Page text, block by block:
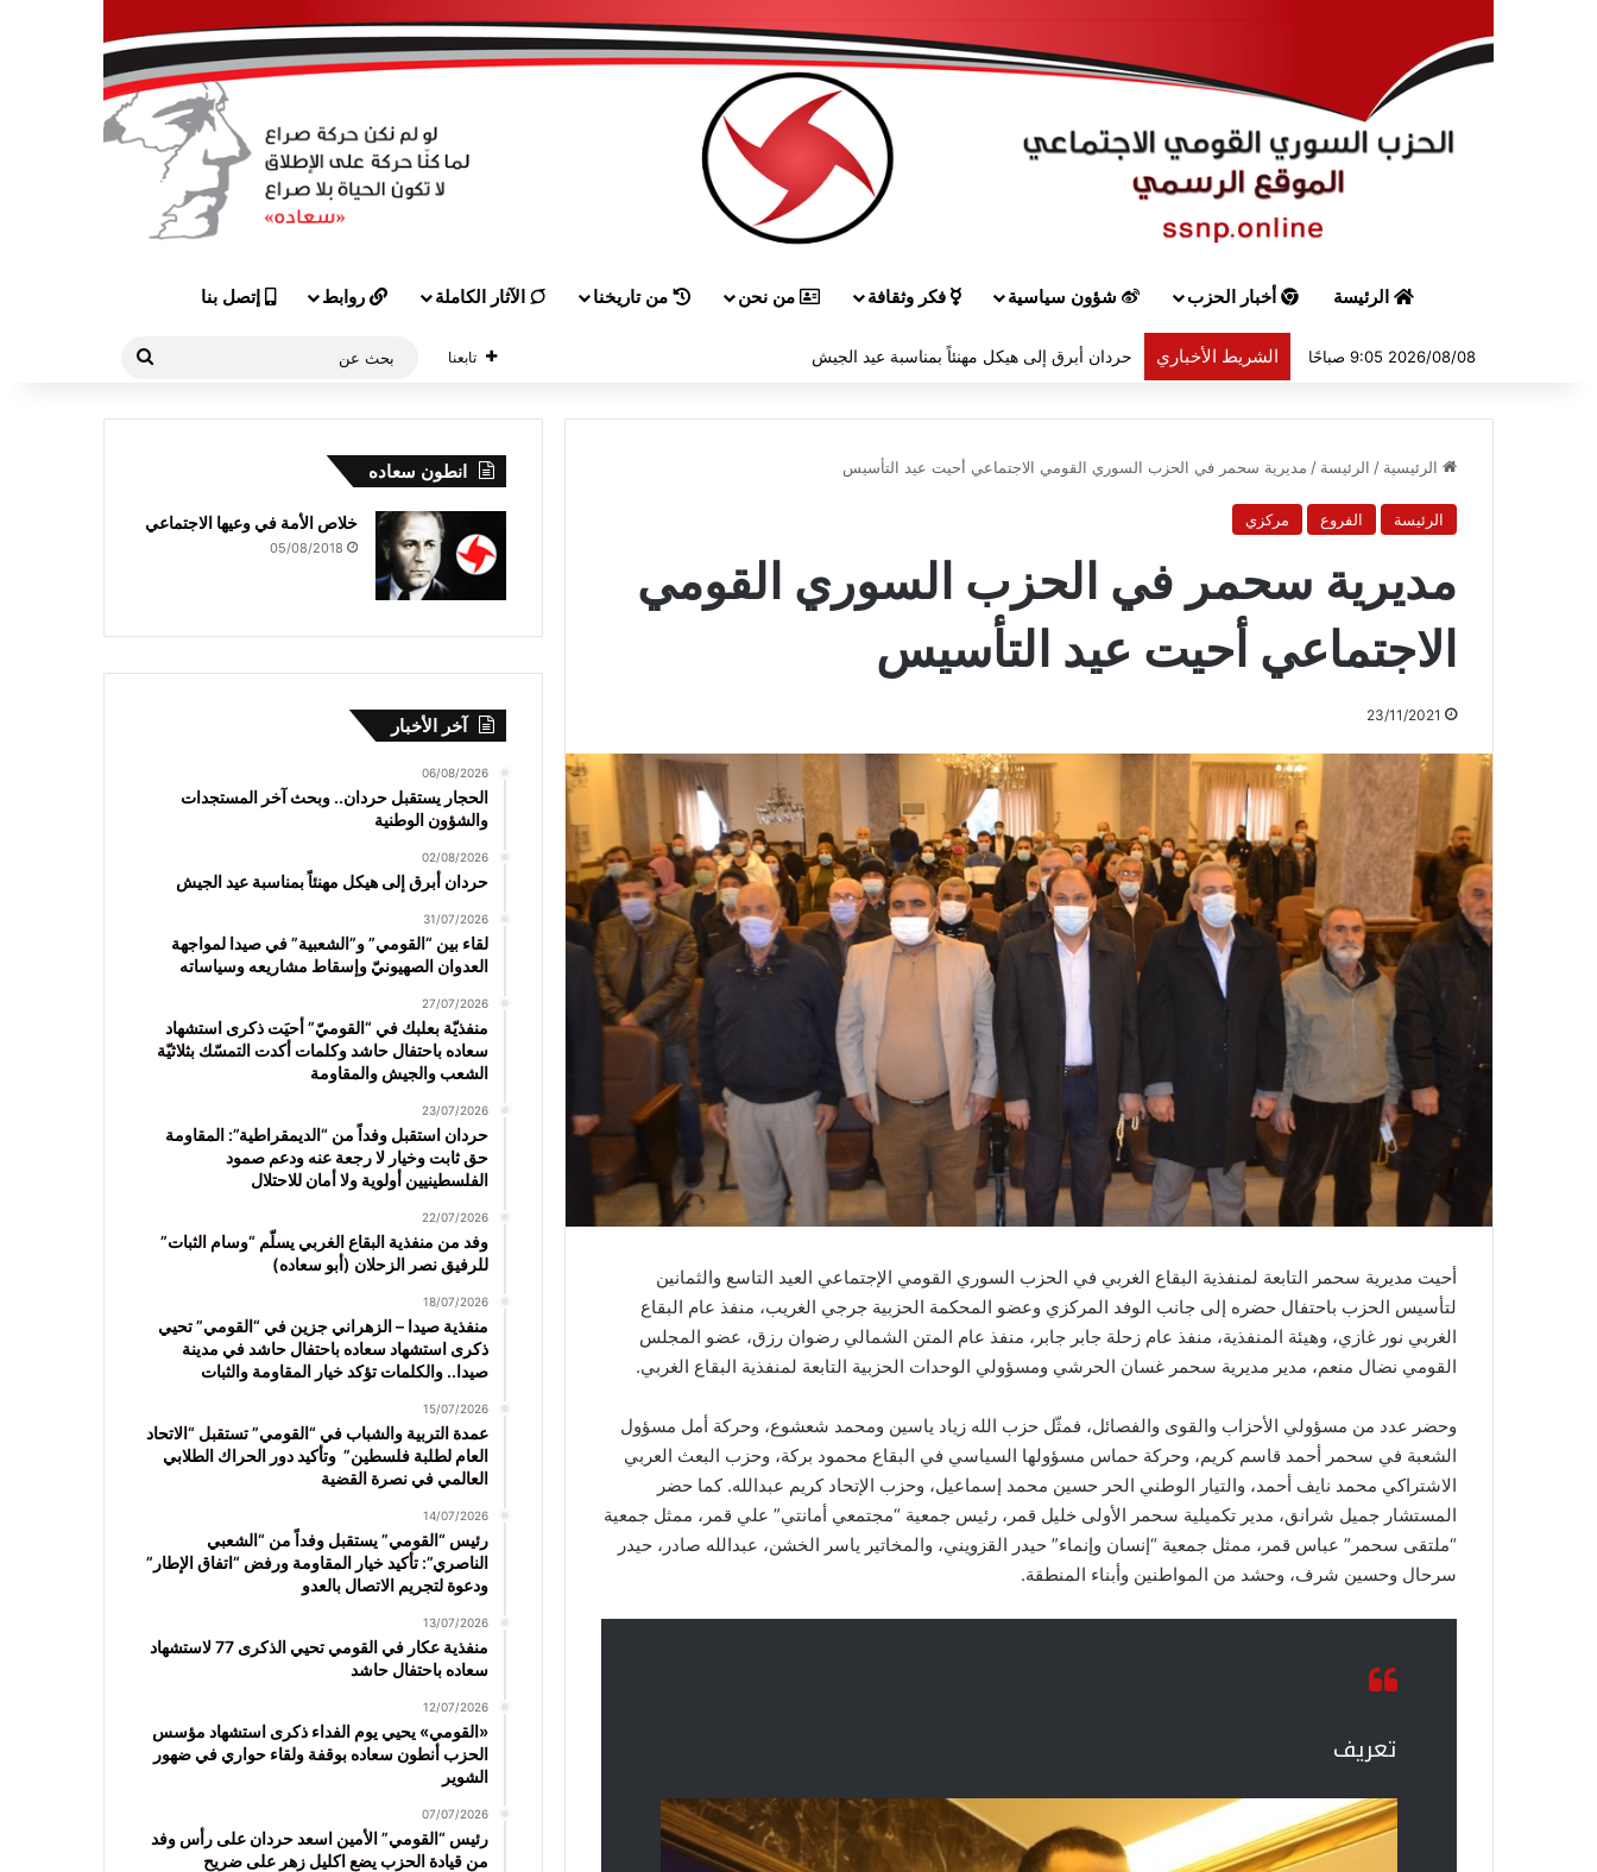
الرئيسة أخبار الحزب شؤون سياسية فكر وثقافة من نحن من تاريخنا الآثار الكاملة روابط إتصل بنا
2026/08/08 9:05 صباحًا الشريط الأخباري حردان أبرق إلى هيكل مهنئاً بمناسبة عيد الجيش تابعنا
الرئيسية / الرئيسة / مديرية سحمر في الحزب السوري القومي الاجتماعي أحيت عيد التأسيس
الرئيسة الفروع مركزي
مديرية سحمر في الحزب السوري القومي
الاجتماعي أحيت عيد التأسيس
23/11/2021
أحيت مديرية سحمر التابعة لمنفذية البقاع الغربي في الحزب السوري القومي الإجتماعي العيد التاسع والثمانين
لتأسيس الحزب باحتفال حضره إلى جانب الوفد المركزي وعضو المحكمة الحزبية جرجي الغريب، منفذ عام البقاع
الغربي نور غازي، وهيئة المنفذية، منفذ عام زحلة جابر جابر، منفذ عام المتن الشمالي رضوان رزق، عضو المجلس
القومي نضال منعم، مدير مديرية سحمر غسان الحرشي ومسؤولي الوحدات الحزبية التابعة لمنفذية البقاع الغربي.
وحضر عدد من مسؤولي الأحزاب والقوى والفصائل، فمثّل حزب الله زياد ياسين ومحمد شعشوع، وحركة أمل مسؤول
الشعبة في سحمر أحمد قاسم كريم، وحركة حماس مسؤولها السياسي في البقاع محمود بركة، وحزب البعث العربي
الاشتراكي محمد نايف أحمد، والتيار الوطني الحر حسين محمد إسماعيل، وحزب الإتحاد كريم عبدالله. كما حضر
المستشار جميل شرانق، مدير تكميلية سحمر الأولى خليل قمر، رئيس جمعية “مجتمعي أمانتي” علي قمر، ممثل جمعية
“ملتقى سحمر” عباس قمر، ممثل جمعية “إنسان وإنماء” حيدر القزويني، والمخاتير ياسر الخشن، عبدالله صادر، حيدر
سرحال وحسين شرف، وحشد من المواطنين وأبناء المنطقة.
تعريف
انطون سعاده
خلاص الأمة في وعيها الاجتماعي
05/08/2018
آخر الأخبار
06/08/2026
الحجار يستقبل حردان.. وبحث آخر المستجدات
والشؤون الوطنية
02/08/2026
حردان أبرق إلى هيكل مهنئاً بمناسبة عيد الجيش
31/07/2026
لقاء بين “القومي” و”الشعبية” في صيدا لمواجهة
العدوان الصهيونيّ وإسقاط مشاريعه وسياساته
27/07/2026
منفذيّة بعلبك في “القوميّ” أحيَت ذكرى استشهاد
سعاده باحتفال حاشد وكلمات أكدت التمسّك بثلاثيّة
الشعب والجيش والمقاومة
23/07/2026
حردان استقبل وفداً من “الديمقراطية”: المقاومة
حق ثابت وخيار لا رجعة عنه ودعم صمود
الفلسطينيين أولوية ولا أمان للاحتلال
22/07/2026
وفد من منفذية البقاع الغربي يسلّم “وسام الثبات”
للرفيق نصر الزحلان (أبو سعاده)
18/07/2026
منفذية صيدا – الزهراني جزين في “القومي” تحيي
ذكرى استشهاد سعاده باحتفال حاشد في مدينة
صيدا.. والكلمات تؤكد خيار المقاومة والثبات
15/07/2026
عمدة التربية والشباب في “القومي” تستقبل “الاتحاد
العام لطلبة فلسطين” وتأكيد دور الحراك الطلابي
العالمي في نصرة القضية
14/07/2026
رئيس “القومي” يستقبل وفداً من “الشعبي
الناصري”: تأكيد خيار المقاومة ورفض “اتفاق الإطار”
ودعوة لتجريم الاتصال بالعدو
13/07/2026
منفذية عكار في القومي تحيي الذكرى 77 لاستشهاد
سعاده باحتفال حاشد
12/07/2026
«القومي» يحيي يوم الفداء ذكرى استشهاد مؤسس
الحزب أنطون سعاده بوقفة ولقاء حواري في ضهور
الشوير
07/07/2026
رئيس “القومي” الأمين اسعد حردان على رأس وفد
من قيادة الحزب يضع اكليل زهر على ضريح